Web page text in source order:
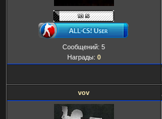
Сообщений: 5
Награды: 0
vov